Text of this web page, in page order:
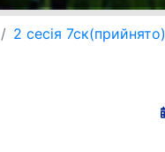
2 сесія 7ск(прийнято)